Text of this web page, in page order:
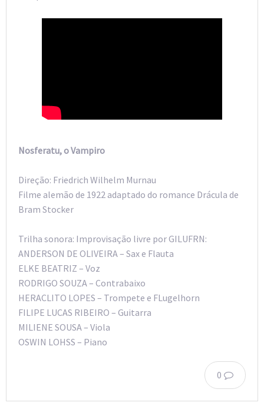
Nosferatu, o Vampiro
Direção: Friedrich Wilhelm Murnau
Filme alemão de 1922 adaptado do romance Drácula de
Bram Stocker
Trilha sonora: Improvisação livre por GILUFRN:
ANDERSON DE OLIVEIRA – Sax e Flauta
ELKE BEATRIZ – Voz
RODRIGO SOUZA – Contrabaixo
HERACLITO LOPES – Trompete e FLugelhorn
FILIPE LUCAS RIBEIRO – Guitarra
MILIENE SOUSA – Viola
OSWIN LOHSS – Piano
0